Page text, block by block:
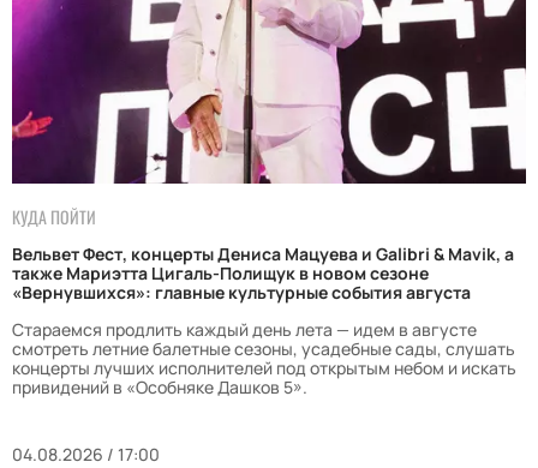
КУДА ПОЙТИ
Вельвет Фест, концерты Дениса Мацуева и Galibri & Mavik, а
также Мариэтта Цигаль-Полищук в новом сезоне
«Вернувшихся»: главные культурные события августа
Стараемся продлить каждый день лета — идем в августе
смотреть летние балетные сезоны, усадебные сады, слушать
концерты лучших исполнителей под открытым небом и искать
привидений в «Особняке Дашков 5».
04.08.2026 / 17:00